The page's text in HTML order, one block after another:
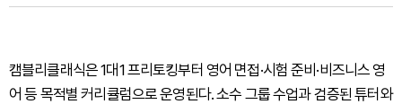
캠블리클래식은 1대1 프리토킹부터 영어 면접·시험 준비·비즈니스 영
어 등 목적별 커리큘럼으로 운영된다. 소수 그룹 수업과 검증된 튜터와